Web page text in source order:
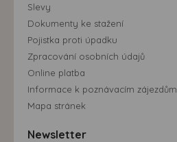
Slevy
Dokumenty ke stažení
Pojistka proti úpadku
Zpracování osobních údajů
Online platba
Informace k poznávacím zájezdům
Mapa stránek
Newsletter